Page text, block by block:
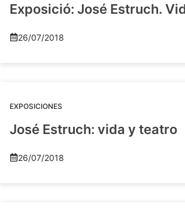
Exposició: José Estruch.
26/07/2018
EXPOSICIONES
José Estruch: vida y teatro
26/07/2018